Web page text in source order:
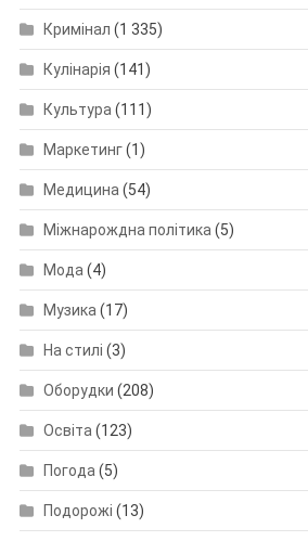
Кримінал (1 335)
Кулінарія (141)
Культура(111)
Маркетинг(1)
Медицина(54)
Міжнарождна політика(5)
Мода(4)
Музика(17)
На стилі (3)
Оборудки (208)
Освіта(123)
Погода(5)
Подорожі (13)